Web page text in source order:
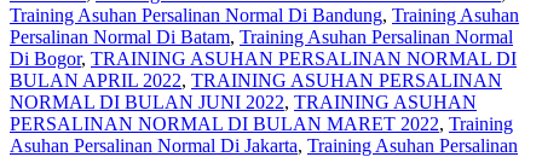
Training Asuhan Persalinan Normal Di Bandung, Training Asuhan
Persalinan Normal Di Batam, Training Asuhan Persalinan Normal
Di Bogor, TRAINING ASUHAN PERSALINAN NORMAL DI
BULAN APRIL 2022, TRAINING ASUHAN PERSALINAN
NORMAL DI BULAN JUNI 2022, TRAINING ASUHAN
PERSALINAN NORMAL DI BULAN MARET 2022, Training
Asuhan Persalinan Normal Di Jakarta, Training Asuhan Persalinan